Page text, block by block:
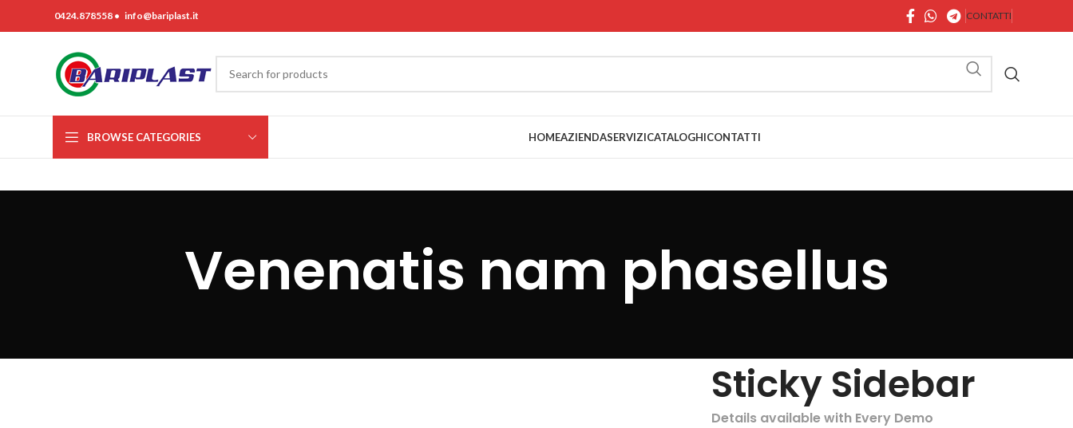
0424.878558 • info@bariplast.it CONTATTI
BROWSE CATEGORIES HOMEAZIENDASERVIZICATALOGHICONTATTI
Venenatis nam phasellus
Sticky Sidebar
Details available with Every Demo